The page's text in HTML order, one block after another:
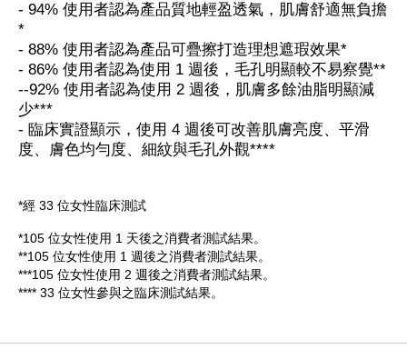
- 94% 使用者認為產品質地輕盈透氣，肌膚舒適無負擔
*
- 88% 使用者認為產品可疊擦打造理想遮瑕效果*
- 86% 使用者認為使用 1 週後，毛孔明顯較不易察覺**
--92% 使用者認為使用 2 週後，肌膚多餘油脂明顯減
少***
- 臨床實證顯示，使用 4 週後可改善肌膚亮度、平滑
度、膚色均勻度、細紋與毛孔外觀****
*經 33 位女性臨床測試
*105 位女性使用 1 天後之消費者測試結果。
**105 位女性使用 1 週後之消費者測試結果。
***105 位女性使用 2 週後之消費者測試結果。
**** 33 位女性參與之臨床測試結果。